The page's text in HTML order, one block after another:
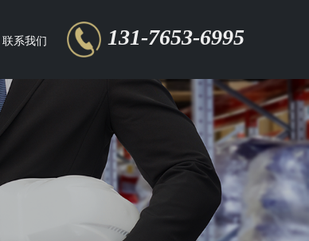
131-7653-6995
联系我们